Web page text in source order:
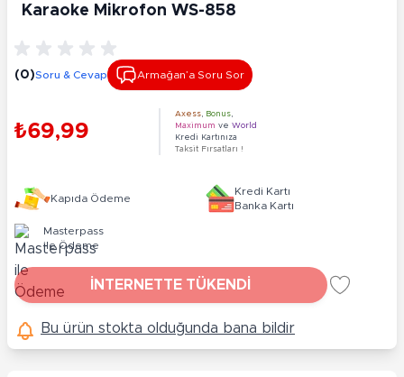
Karaoke Mikrofon WS-858
(0)Soru & Cevap Armağan’a Soru Sor
₺69,99
Axess Bonus
Maximum ve World
Kredi Kartınıza
Taksit Fırsatları !
Kapıda Ödeme
Kredi Kartı
Banka Kartı
Masterpass
ile Ödeme
İNTERNETTE TÜKENDİ
Bu ürün stokta olduğunda bana bildir